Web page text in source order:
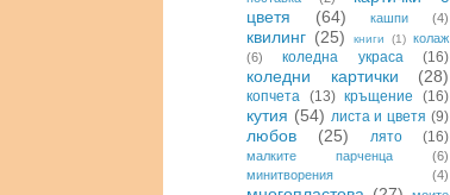
цветя
(64) кашпи (4)
квилинг (25) книги (1) колаж
(6)
коледна украса (16)
коледни картички (28)
копчета (13) кръщение (16)
кутия (54) листа и цветя (9)
любов (25) лято (16)
малките парченца
(6)
минитворения
(4)